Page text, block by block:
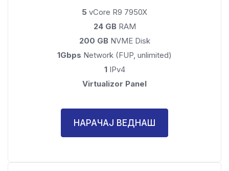
5 vCore R9 7950X
24 GB RAM
200 GBNVME Disk
1Gbps Network (FUP, unlimited)
1IPv4
Virtualizor Panel
НАРАЧАЈ ВЕДНАШ